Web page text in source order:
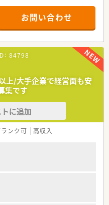
含めると計10店舗以上展開して
なり、定着率の良い薬局です。
されております。
在も現場で活躍されておりま
、転勤を伴う異動はなく、ヘル
バイザー・漢方相談専任者など
ムワーク良く業務を行っており
お問い合わせ
84798
上/大手企業で経営面も安
集です
に追加
ンク可 高収入